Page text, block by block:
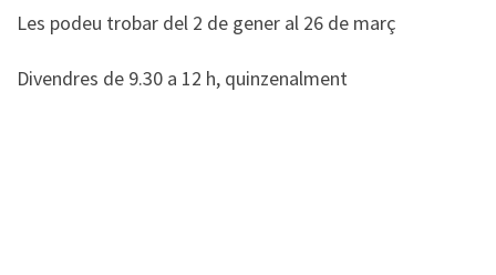
Les podeu trobar del 2 de gener al 26 de març
Divendres de 9.30 a 12 h, quinzenalment